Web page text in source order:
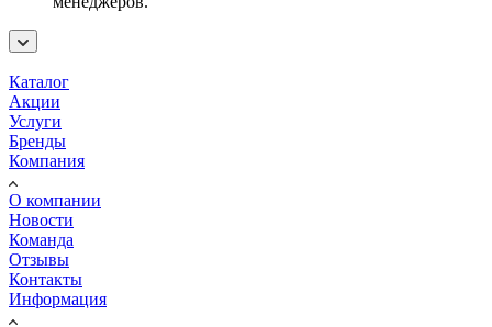
Каталог
Акции
Услуги
Бренды
Компания
О компании
Новости
Команда
Отзывы
Контакты
Информация